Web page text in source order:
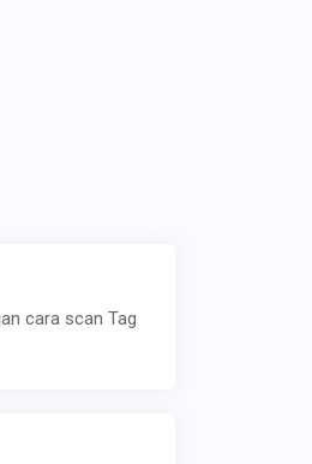
cara scan Tag